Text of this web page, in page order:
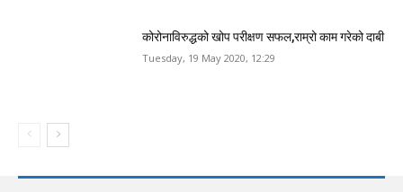
कोरोनाविरुद्धको खोप परीक्षण सफल,राम्रो काम गरेको दाबी
Tuesday, 19 May 2020, 12:29